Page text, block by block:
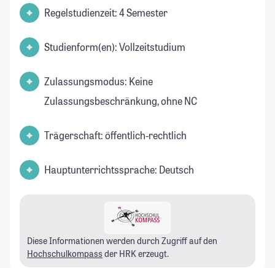
Regelstudienzeit: 4 Semester
Studienform(en): Vollzeitstudium
Zulassungsmodus: Keine
Zulassungsbeschränkung, ohne NC
Trägerschaft: öffentlich-rechtlich
Hauptunterrichtssprache: Deutsch
Diese Informationen werden durch Zugriff auf den
Hochschulkompass der HRK erzeugt.